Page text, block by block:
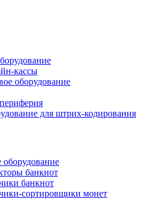
кассы
оборудование
для штрих-кодирования
оборудование
банкнот
банкнот
сортировщики монет